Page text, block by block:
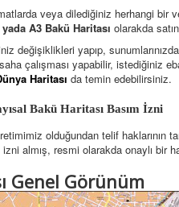
veya dilediğiniz herhangi
A3 Bakü Haritası olarakda
değişiklikleri yapıp,
çalışması yapabilir, istediğiniz
Haritası da temin edebilirsiniz.
– Sayısal Bakü Haritası
olduğundan telif haklarının
almış, resmi olarakda onaylı bir
Genel Görünüm